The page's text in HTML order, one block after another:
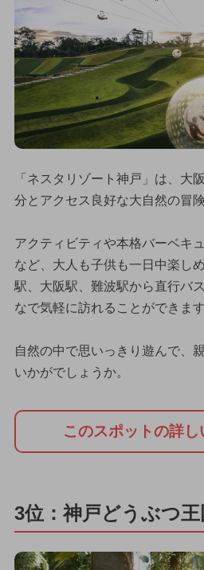
「ネスタリゾート神戸」は、大
分とアクセス良好な大自然の冒
アクティビティや本格バーベキ
など、大人も子供も一日中楽し
駅、大阪駅、難波駅から直行バ
なで気軽に訪れることができます
自然の中で思いっきり遊んで、
いかがでしょうか。
このスポットの詳
3位：神戸どうぶつ王